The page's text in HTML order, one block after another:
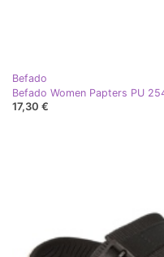
Befado
Befado Women Papters PU
17,30 €